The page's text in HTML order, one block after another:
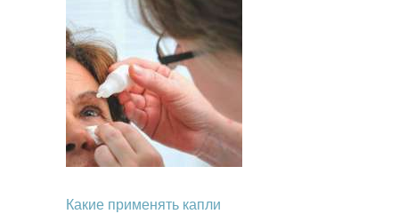
Какие применять капли